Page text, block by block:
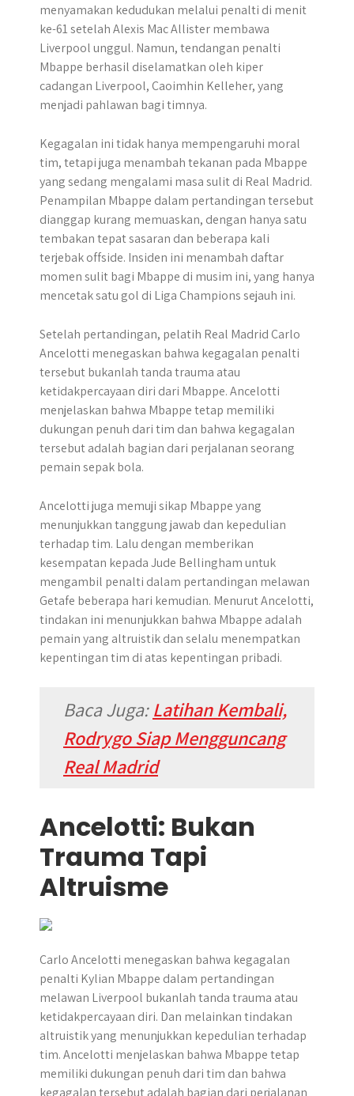
menyamakan kedudukan melalui penalti di menit
ke-61 setelah Alexis Mac Allister membawa
Liverpool unggul. Namun, tendangan penalti
Mbappe berhasil diselamatkan oleh kiper
cadangan Liverpool, Caoimhin Kelleher, yang
menjadi pahlawan bagi timnya.
Kegagalan ini tidak hanya mempengaruhi moral
tim, tetapi juga menambah tekanan pada Mbappe
yang sedang mengalami masa sulit di Real Madrid.
Penampilan Mbappe dalam pertandingan tersebut
dianggap kurang memuaskan, dengan hanya satu
tembakan tepat sasaran dan beberapa kali
terjebak offside. Insiden ini menambah daftar
momen sulit bagi Mbappe di musim ini, yang hanya
mencetak satu gol di Liga Champions sejauh ini.
Setelah pertandingan, pelatih Real Madrid Carlo
Ancelotti menegaskan bahwa kegagalan penalti
tersebut bukanlah tanda trauma atau
ketidakpercayaan diri dari Mbappe. Ancelotti
menjelaskan bahwa Mbappe tetap memiliki
dukungan penuh dari tim dan bahwa kegagalan
tersebut adalah bagian dari perjalanan seorang
pemain sepak bola.
Ancelotti juga memuji sikap Mbappe yang
menunjukkan tanggung jawab dan kepedulian
terhadap tim. Lalu dengan memberikan
kesempatan kepada Jude Bellingham untuk
mengambil penalti dalam pertandingan melawan
Getafe beberapa hari kemudian. Menurut Ancelotti,
tindakan ini menunjukkan bahwa Mbappe adalah
pemain yang altruistik dan selalu menempatkan
kepentingan tim di atas kepentingan pribadi.
Baca Juga:Latihan Kembali,
Rodrygo Siap Mengguncang
Real Madrid
Ancelotti: Bukan
Trauma Tapi
Altruisme
Carlo Ancelotti menegaskan bahwa kegagalan
penalti Kylian Mbappe dalam pertandingan
melawan Liverpool bukanlah tanda trauma atau
ketidakpercayaan diri. Dan melainkan tindakan
altruistik yang menunjukkan kepedulian terhadap
tim. Ancelotti menjelaskan bahwa Mbappe tetap
memiliki dukungan penuh dari tim dan bahwa
kegagalan tersebut adalah bagian dari perjalanan